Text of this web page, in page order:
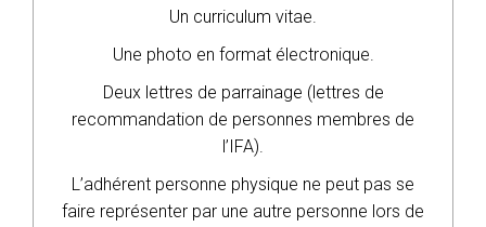
Un curriculum vitae.
Une photo en format électronique.
Deux lettres de parrainage (lettres de
recommandation de personnes membres de
l’IFA).
L’adhérent personne physique ne peut pas se
faire représenter par une autre personne lors de